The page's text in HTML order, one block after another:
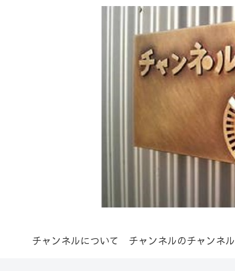
チャンネルについて チャンネルのチャンネル